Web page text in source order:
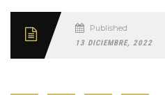
Published
13 DICIEMBRE, 2022